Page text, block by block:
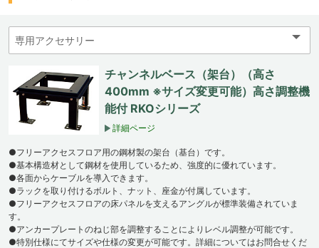
チャンネルベース（架台）（高さ
400mm ※サイズ変更可能）高さ調整機
能付 RKOシリーズ
詳細ページ
●フリーアクセスフロア用の鋼材製の架台（基台）です。
●基本構造材として鋼材を使用しているため、強度的に優れています。
●各面からケーブルを導入できます。
●ラックを取り付けるボルト、ナット、座金が付属しています。
●フリーアクセスフロアの床パネルを支えるアングルが標準装備されていま
す。
●アンカープレートのねじ部を調整することによりレベル調整が可能です。
●特別仕様にてサイズや仕様の変更が可能です。詳細についてはお問合せくだ